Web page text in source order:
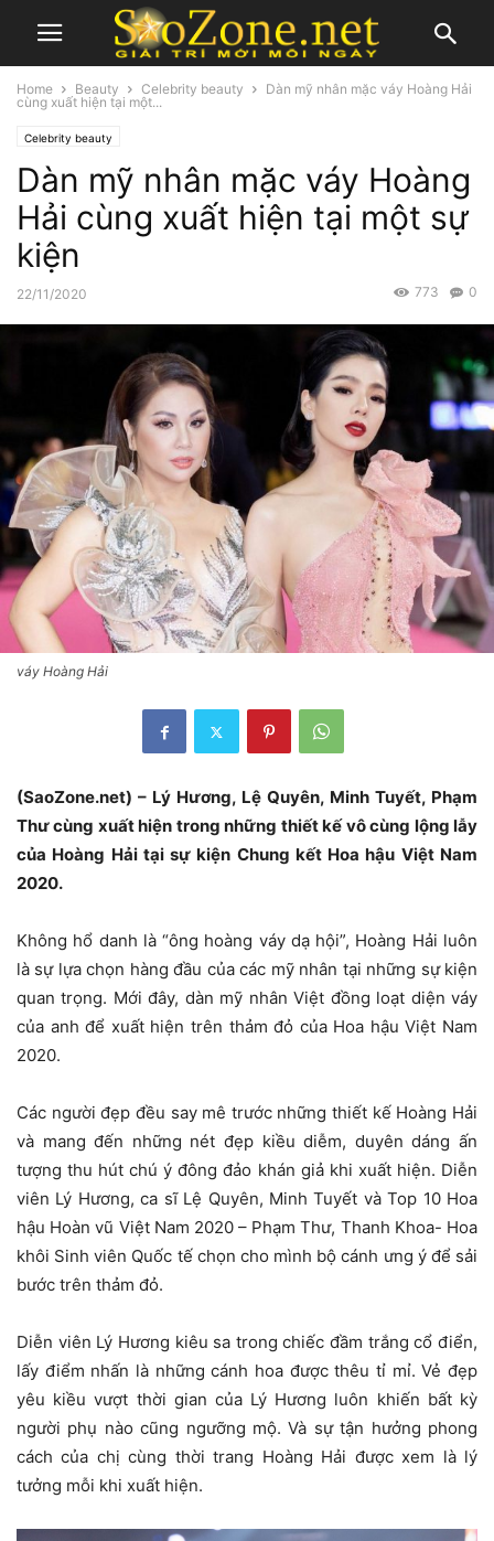
Home Beauty Celebrity beauty
Dàn mỹ nhân mặc váy Hoàng Hải
cùng xuất hiện tại một...
Celebrity beauty
Dàn mỹ nhân mặc váy Hoàng
Hải cùng xuất hiện tại một sự
kiện
22/11/2020 0
773
váy Hoàng Hải
(SaoZone.net) – Lý Hương, Lệ Quyên, Minh Tuyết, Phạm
Thư cùng xuất hiện trong những thiết kế vô cùng lộng lẫy
của Hoàng Hải tại sự kiện Chung kết Hoa hậu Việt Nam
2020.
Không hổ danh là “ông hoàng váy dạ hội”, Hoàng Hải luôn
là sự lựa chọn hàng đầu của các mỹ nhân tại những sự kiện
quan trọng. Mới đây, dàn mỹ nhân Việt đồng loạt diện váy
của anh để xuất hiện trên thảm đỏ của Hoa hậu Việt Nam
2020.
Các người đẹp đều say mê trước những thiết kế Hoàng Hải
và mang đến những nét đẹp kiều diễm, duyên dáng ấn
tượng thu hút chú ý đông đảo khán giả khi xuất hiện. Diễn
viên Lý Hương, ca sĩ Lệ Quyên, Minh Tuyết và Top 10 Hoa
hậu Hoàn vũ Việt Nam 2020 – Phạm Thư, Thanh Khoa- Hoa
khôi Sinh viên Quốc tế chọn cho mình bộ cánh ưng ý để sải
bước trên thảm đỏ.
Diễn viên Lý Hương kiêu sa trong chiếc đầm trắng cổ điển,
lấy điểm nhấn là những cánh hoa được thêu tỉ mỉ. Vẻ đẹp
yêu kiều vượt thời gian của Lý Hương luôn khiến bất kỳ
người phụ nào cũng ngưỡng mộ. Và sự tận hưởng phong
cách của chị cùng thời trang Hoàng Hải được xem là lý
tưởng mỗi khi xuất hiện.